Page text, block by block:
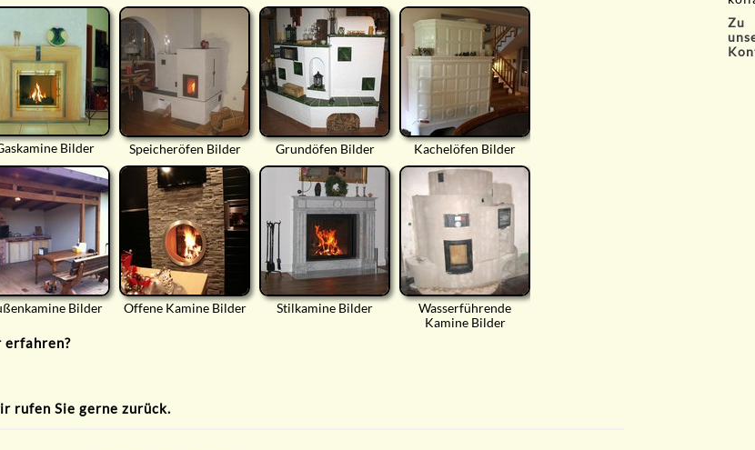
Bilder Speicheröfen Bilder Grundöfen Bilder Kachelöfen Bilder
Bilder Offene Kamine Bilder Stilkamine Bilder
Wasserführende
Kamine Bilder
erfahren?
rufen Sie gerne zurück.
Zu